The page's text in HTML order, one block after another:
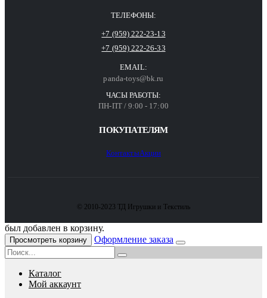
ТЕЛЕФОНЫ:
+7 (959) 222-23-13
+7 (959) 222-26-33
EMAIL:
panda-toys@bk.ru
ЧАСЫ РАБОТЫ:
ПН-ПТ / 9:00 - 17:00
ПОКУПАТЕЛЯМ
КонтактыАкции
© 2010-2023 ТД Игрушки и Текстиль
был добавлен в корзину.
Просмотреть корзину Оформление заказа
Каталог
Мой аккаунт